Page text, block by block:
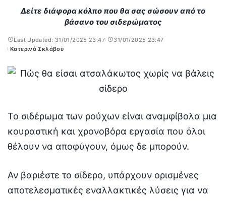
Δείτε διάφορα κόλπο που θα σας σώσουν από το
βάσανο του σιδερώματος
Last Updated: 31/01/2025 23:47
31/01/2025 23:47
Posted
Κατερινά Σκλάβου
Το σιδέρωμα των ρούχων είναι αναμφίβολα μια
κουραστική και χρονοβόρα εργασία που όλοι
θέλουν να αποφύγουν, όμως δε μπορούν.
Αν βαριέστε το σίδερο, υπάρχουν ορισμένες
αποτελεσματικές εναλλακτικές λύσεις για να